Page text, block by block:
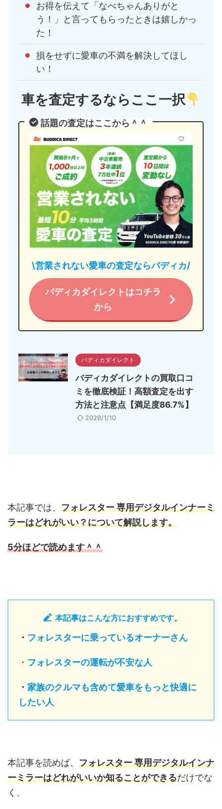
お得を伝えて「なべちゃんありがと
う！」と言ってもらったときは嬉しかっ
た！
損をせずに愛車の不満を解決してほし
い！
車を査定するならここ一択
話題の査定はここから＾＾
\営業されない愛車の査定ならバディカ/
バディカダイレクトはコチラ
から
バディカダイレクト
バディカダイレクトの買取口コ
ミを徹底検証！高額査定を出す
方法と注意点【満足度86.7%】
2026/1/10
本記事では、 フォレスター 専用デジタルインナーミ
ラーはどれがいい？について解説します。
5分ほどで読めます＾＾
本記事はこんな方におすすめです。
・ フォレスターに乗っているオーナーさん
・ フォレスターの運転が不安な人
・ 家族のクルマも含めて愛車をもっと快適に
したい人
本記事を読めば、 フォレスター 専用デジタルインナ
ーミラーはどれがいいか知ることができるだけでな
く、